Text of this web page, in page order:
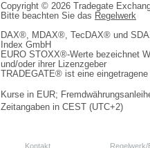
Copyright © 2026 Tradegate
Bitte beachten Sie das Regelwerk
DAX®, MDAX®, TecDAX® und
Index GmbH
EURO STOXX®-Werte bezeichnet
und/oder ihrer Lizenzgeber
TRADEGATE® ist eine
Kurse in EUR;
Zeitangaben in CEST (UTC+2)
Kontakt